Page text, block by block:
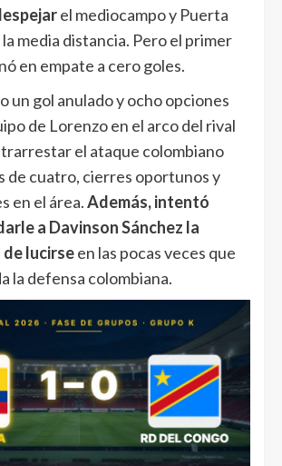
el mediocampo y Puerta
media distancia. Pero el primer
en empate a cero goles.
un gol anulado y ocho opciones
de Lorenzo en el arco del rival
el ataque colombiano
de cuatro, cierres oportunos y
en el área.Además, intentó
a Davinson Sánchez la
lucirseen las pocas veces que
la defensa colombiana.